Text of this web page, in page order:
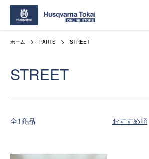
ホーム PARTS STREET
STREET
全1商品 おすすめ順